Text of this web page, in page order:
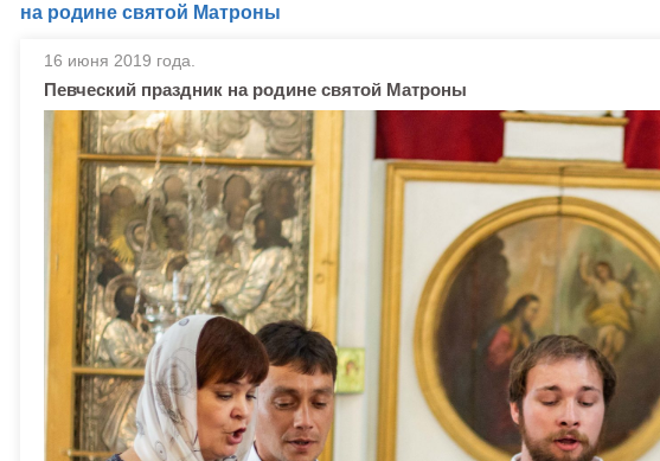
на родине святой Матроны
16 июня 2019 года.
Певческий праздник на родине святой Матроны